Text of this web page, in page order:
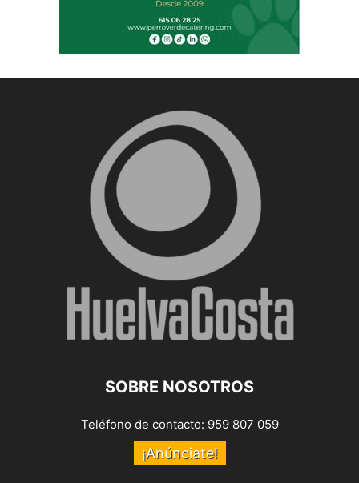
SOBRE NOSOTROS
Teléfono de contacto: 959 807 059
¡Anúnciate!